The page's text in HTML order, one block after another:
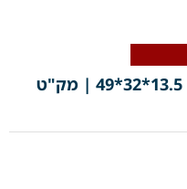
כיור מונח | שחור מט | מידות 13.5*32*49 | מק"ט